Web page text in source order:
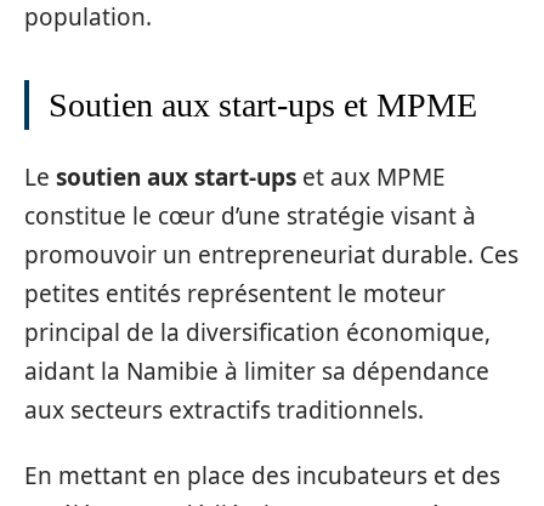
population.
Soutien aux start-ups et MPME
Le soutien aux start-ups et aux MPME
constitue le cœur d’une stratégie visant à
promouvoir un entrepreneuriat durable. Ces
petites entités représentent le moteur
principal de la diversification économique,
aidant la Namibie à limiter sa dépendance
aux secteurs extractifs traditionnels.
En mettant en place des incubateurs et des